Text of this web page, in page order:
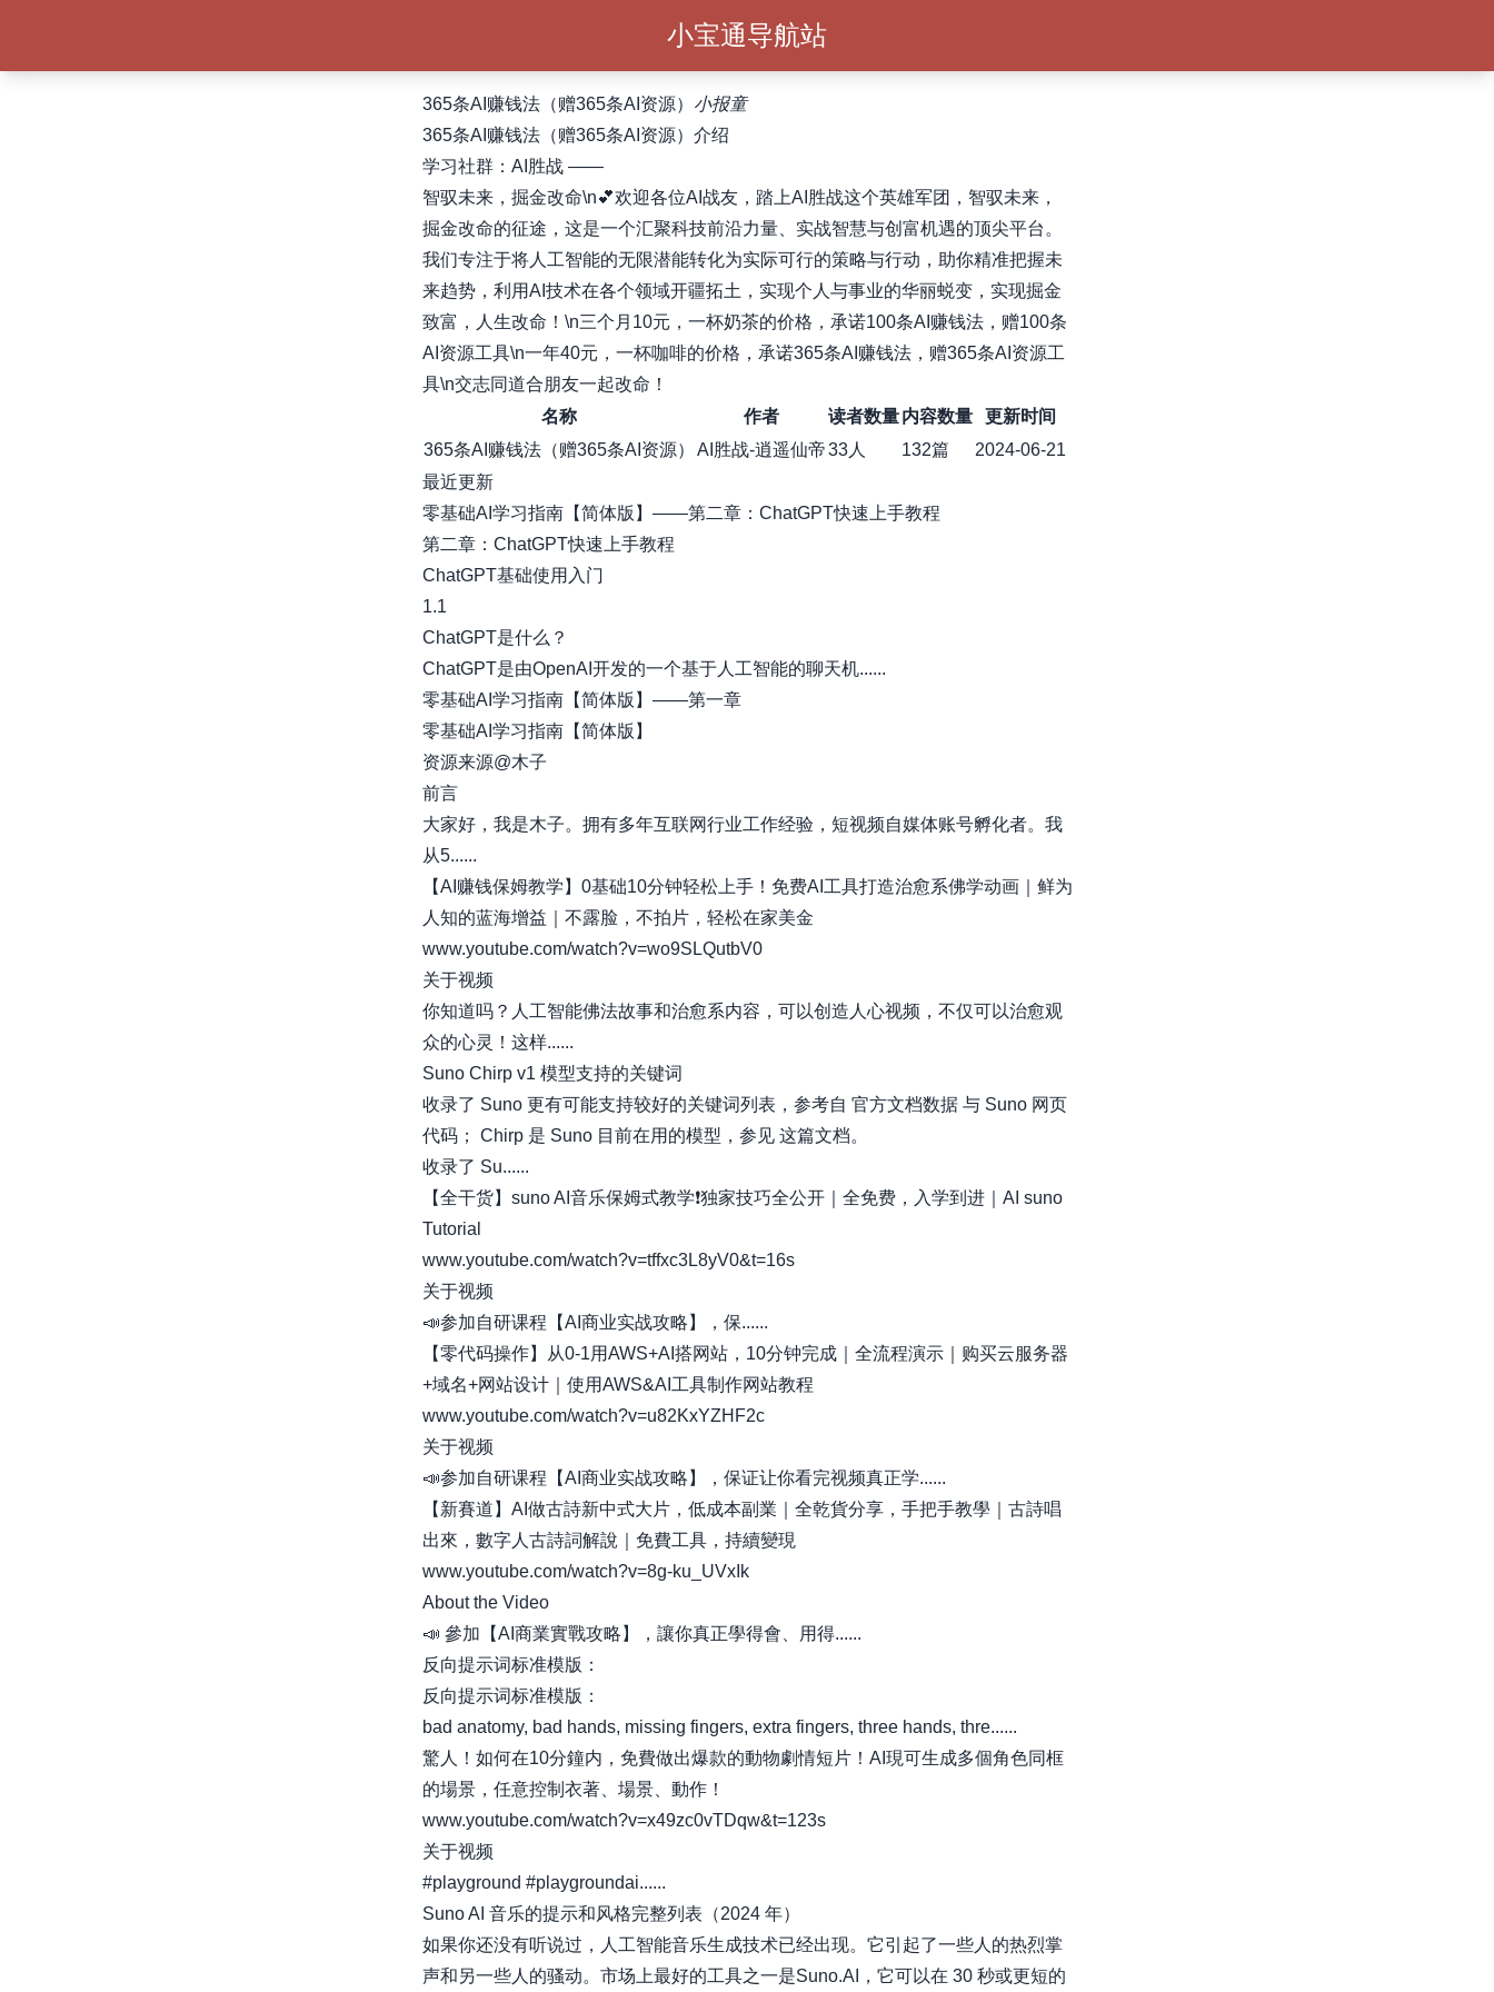
小宝通导航站
365条AI赚钱法（赠365条AI资源） 小报童
365条AI赚钱法（赠365条AI资源）介绍
学习社群：AI胜战 ——
智驭未来，掘金改命\n💕欢迎各位AI战友，踏上AI胜战这个英雄军团，智驭未来，
掘金改命的征途，这是一个汇聚科技前沿力量、实战智慧与创富机遇的顶尖平台。
我们专注于将人工智能的无限潜能转化为实际可行的策略与行动，助你精准把握未
来趋势，利用AI技术在各个领域开疆拓土，实现个人与事业的华丽蜕变，实现掘金
致富，人生改命！\n三个月10元，一杯奶茶的价格，承诺100条AI赚钱法，赠100条
AI资源工具\n一年40元，一杯咖啡的价格，承诺365条AI赚钱法，赠365条AI资源工
具\n交志同道合朋友一起改命！
名称
作者 读者数量 内容数量
更新时间
365条AI赚钱法（赠365条AI资源）
AI胜战-逍遥仙帝33人 132篇
2024-06-21
最近更新
零基础AI学习指南【简体版】——第二章：ChatGPT快速上手教程
第二章：ChatGPT快速上手教程
ChatGPT基础使用入门​
1.1
ChatGPT是什么？​
ChatGPT是由OpenAI开发的一个基于人工智能的聊天机......
零基础AI学习指南【简体版】——第一章
零基础AI学习指南【简体版】
资源来源@木子
前言​
大家好，我是木子。拥有多年互联网行业工作经验，短视频自媒体账号孵化者。我
从5......
【AI赚钱保姆教学】0基础10分钟轻松上手！免费AI工具打造治愈系佛学动画｜鲜为
人知的蓝海增益｜不露脸，不拍片，轻松在家美金
www.youtube.com/watch?v=wo9SLQutbV0
关于视频
你知道吗？人工智能佛法故事和治愈系内容，可以创造人心视频，不仅可以治愈观
众的心灵！这样......
Suno Chirp v1 模型支持的关键词
收录了 Suno 更有可能支持较好的关键词列表，参考自 官方文档数据 与 Suno 网页
代码； Chirp 是 Suno 目前在用的模型，参见 这篇文档。
收录了 Su......
【全干货】suno AI音乐保姆式教学❗️独家技巧全公开｜全免费，入学到进｜AI suno
Tutorial
www.youtube.com/watch?v=tffxc3L8yV0&t=16s
关于视频
📣参加自研课程【AI商业实战攻略】，保......
【零代码操作】从0-1用AWS+AI搭网站，10分钟完成｜全流程演示｜购买云服务器
+域名+网站设计｜使用AWS&AI工具制作网站教程
www.youtube.com/watch?v=u82KxYZHF2c
关于视频
📣参加自研课程【AI商业实战攻略】，保证让你看完视频真正学......
【新賽道】AI做古詩新中式大片，低成本副業｜全乾貨分享，手把手教學｜古詩唱
出來，數字人古詩詞解說｜免費工具，持續變現
www.youtube.com/watch?v=8g-ku_UVxIk
About the Video
📣 參加【AI商業實戰攻略】，讓你真正學得會、用得......
反向提示词标准模版：
反向提示词标准模版：
bad anatomy, bad hands, missing fingers, extra fingers, three hands, thre......
驚人！如何在10分鐘内，免費做出爆款的動物劇情短片！AI現可生成多個角色同框
的場景，任意控制衣著、場景、動作！
www.youtube.com/watch?v=x49zc0vTDqw&t=123s
关于视频
#playground #playgroundai......
Suno AI 音乐的提示和风格完整列表（2024 年）
如果你还没有听说过，人工智能音乐生成技术已经出现。它引起了一些人的热烈掌
声和另一些人的骚动。市场上最好的工具之一是Suno.AI，它可以在 30 秒或更短的